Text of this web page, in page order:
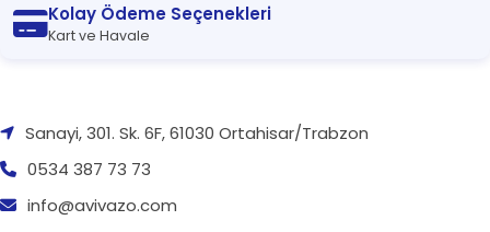
Kolay Ödeme Seçenekleri
Kart ve Havale
Sanayi, 301. Sk. 6F, 61030 Ortahisar/Trabzon
0534 387 73 73
info@avivazo.com